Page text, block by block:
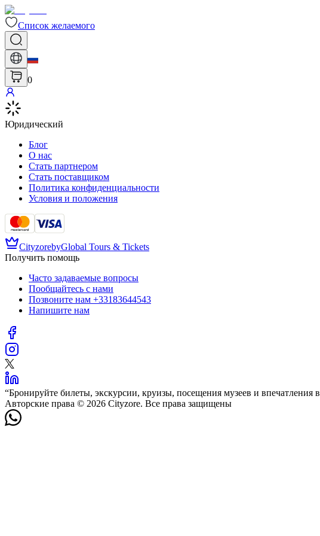
Список желаемого
0
Юридический
Блог
О нас
Стать партнером
Стать поставщиком
Политика конфиденциальности
Условия и положения
CityzorebyGlobal Tours & Tickets
Получить помощь
Часто задаваемые вопросы
Пообщайтесь с нами
Позвоните нам +33183644543
Напишите нам
“Бронируйте билеты, экскурсии, круизы, посещения музеев и впечатления
Авторские права © 2026 Cityzore. Все права защищены